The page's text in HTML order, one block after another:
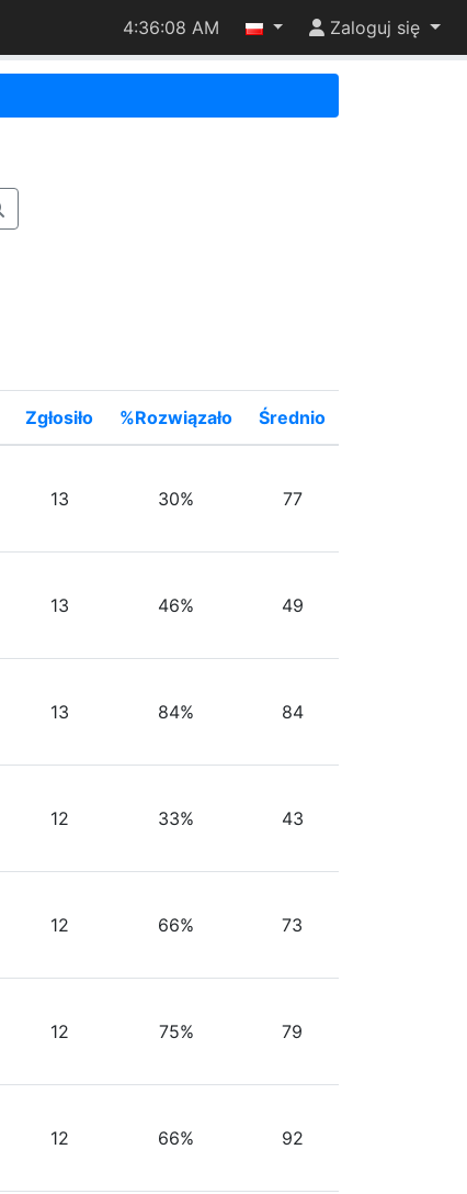
4:36:08 AM Zaloguj się
Zgłosiło %Rozwiązało Średnio
13 30% 77
13 46% 49
13 84% 84
12 33% 43
12 66% 73
12 75% 79
12 66% 92